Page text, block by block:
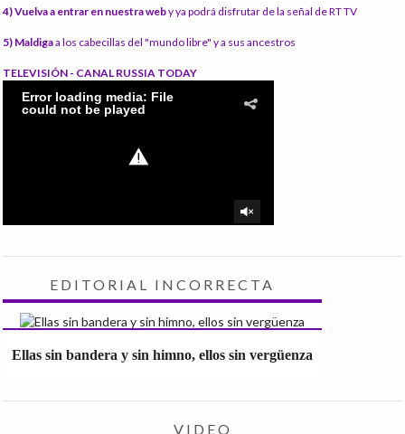
4) Vuelva a entrar en nuestra weby ya podrá disfrutar de la señal de RT TV
5) Maldigaa los cabecillas del "mundo libre" y a sus ancestros
TELEVISIÓN - CANAL RUSSIA TODAY
EDITORIAL INCORRECTA
Ellas sin bandera y sin himno, ellos sin vergüenza
VIDEO